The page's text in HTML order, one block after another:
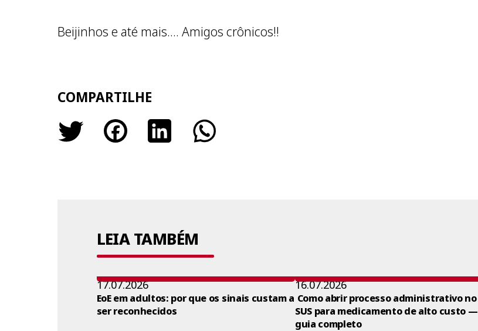
Beijinhos e até mais…. Amigos crônicos!!
COMPARTILHE
LEIA TAMBÉM
17.07.2026
EoE em adultos: por que os sinais custam a
ser reconhecidos
16.07.2026
Como abrir processo administrativo no
SUS para medicamento de alto custo —
guia completo